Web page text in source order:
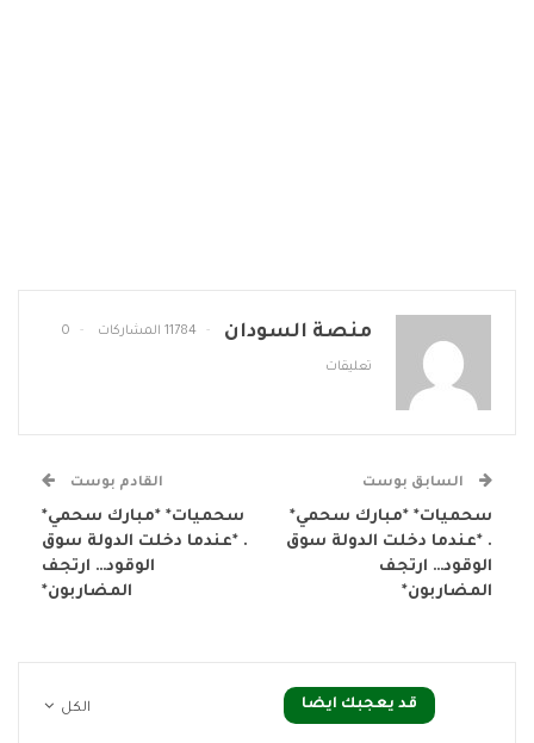
منصة السودان 11784 المشاركات 0
تعليقات
السابق بوست
سحميات* *مبارك سحمي*
. *عندما دخلت الدولة سوق
الوقود… ارتجف
المضاربون*
القادم بوست
سحميات* *مبارك سحمي*
. *عندما دخلت الدولة سوق
الوقود… ارتجف
المضاربون*
الكل قد يعجبك ايضا